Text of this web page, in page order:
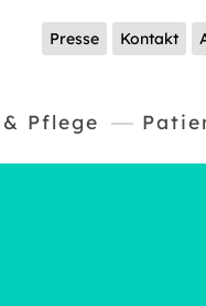
Presse Kontakt
Pflege